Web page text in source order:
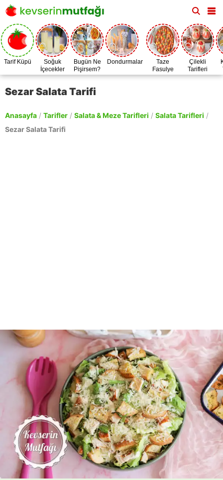
Tarif Küpü
Soğuk
İçecekler
Bugün Ne
Pişirsem?
Dondurmalar
Taze
Fasulye
Zamanı
Çilekli
Tarifleri
Sezar Salata Tarifi
Anasayfa / Tarifler / Salata & Meze Tarifleri / Salata Tarifleri /
Sezar Salata Tarifi